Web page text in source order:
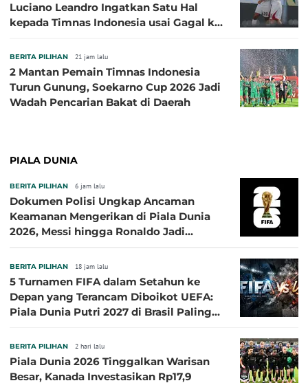
Luciano Leandro Ingatkan Satu Hal
kepada Timnas Indonesia usai Gagal ke
BERITA PILIHAN 21 jam lalu
2 Mantan Pemain Timnas Indonesia
Turun Gunung, Soekarno Cup 2026 Jadi
Wadah Pencarian Bakat di Daerah
PIALA DUNIA
BERITA PILIHAN 6 jam lalu
Dokumen Polisi Ungkap Ancaman
Keamanan Mengerikan di Piala Dunia
2026, Messi hingga Ronaldo Jadi
BERITA PILIHAN 18 jam lalu
5 Turnamen FIFA dalam Setahun ke
Depan yang Terancam Diboikot UEFA:
Piala Dunia Putri 2027 di Brasil Paling
BERITA PILIHAN 2 hari lalu
Piala Dunia 2026 Tinggalkan Warisan
Besar, Kanada Investasikan Rp17,9